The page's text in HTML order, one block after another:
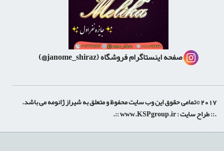
صفحه اینستاگرام فروشگاه(janome_shiraz@)
2017 ©تمامی حقوق این وب سایت محفوظ و متعلق به شیراز ژانومه می باشد.
.:: طراح سایت :www.KSPgroup.ir
::.